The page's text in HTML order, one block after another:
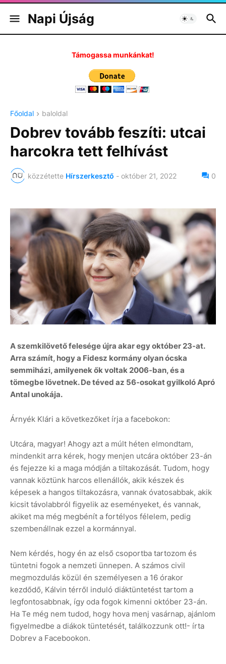
Napi Újság
Támogassa munkánkat!
Főoldal baloldal
Dobrev tovább feszíti: utcai
harcokra tett felhívást
közzétette Hírszerkesztő - október 21, 2022 0
A szemkilövető felesége újra akar egy október 23-at.
Arra számít, hogy a Fidesz kormány olyan ócska
semmiházi, amilyenek ők voltak 2006-ban, és a
tömegbe lövetnek. De téved az 56-osokat gyilkoló Apró
Antal unokája.
Árnyék Klári a következőket írja a facebokon:
Utcára, magyar! Ahogy azt a múlt héten elmondtam,
mindenkit arra kérek, hogy menjen utcára október 23-án
és fejezze ki a maga módján a tiltakozását. Tudom, hogy
vannak köztünk harcos ellenállók, akik készek és
képesek a hangos tiltakozásra, vannak óvatosabbak, akik
kicsit távolabbról figyelik az eseményeket, és vannak,
akiket ma még megbénít a fortélyos félelem, pedig
szembenállnak ezzel a kormánnyal.
Nem kérdés, hogy én az első csoportba tartozom és
tüntetni fogok a nemzeti ünnepen. A számos civil
megmozdulás közül én személyesen a 16 órakor
kezdődő, Kálvin térről induló diáktüntetést tartom a
legfontosabbnak, így oda fogok kimenni október 23-án.
Ha Te még nem tudod, hogy hova menj vasárnap, ajánlom
figyelmedbe a diákok tüntetését, találkozzunk ott!- írta
Dobrev a Facebookon.